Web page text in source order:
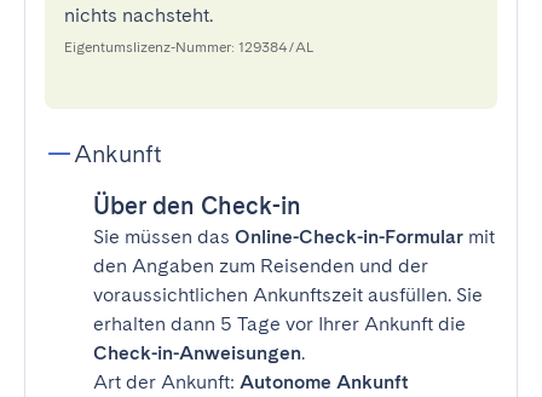
nichts nachsteht.
Eigentumslizenz-Nummer: 129384/AL
Ankunft
Über den Check-in
Sie müssen das Online-Check-in-Formular mit
den Angaben zum Reisenden und der
voraussichtlichen Ankunftszeit ausfüllen. Sie
erhalten dann 5 Tage vor Ihrer Ankunft die
Check-in-Anweisungen.
Art der Ankunft: Autonome Ankunft